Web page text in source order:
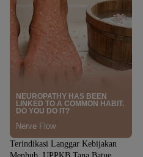
Terindikasi Langgar Kebijakan